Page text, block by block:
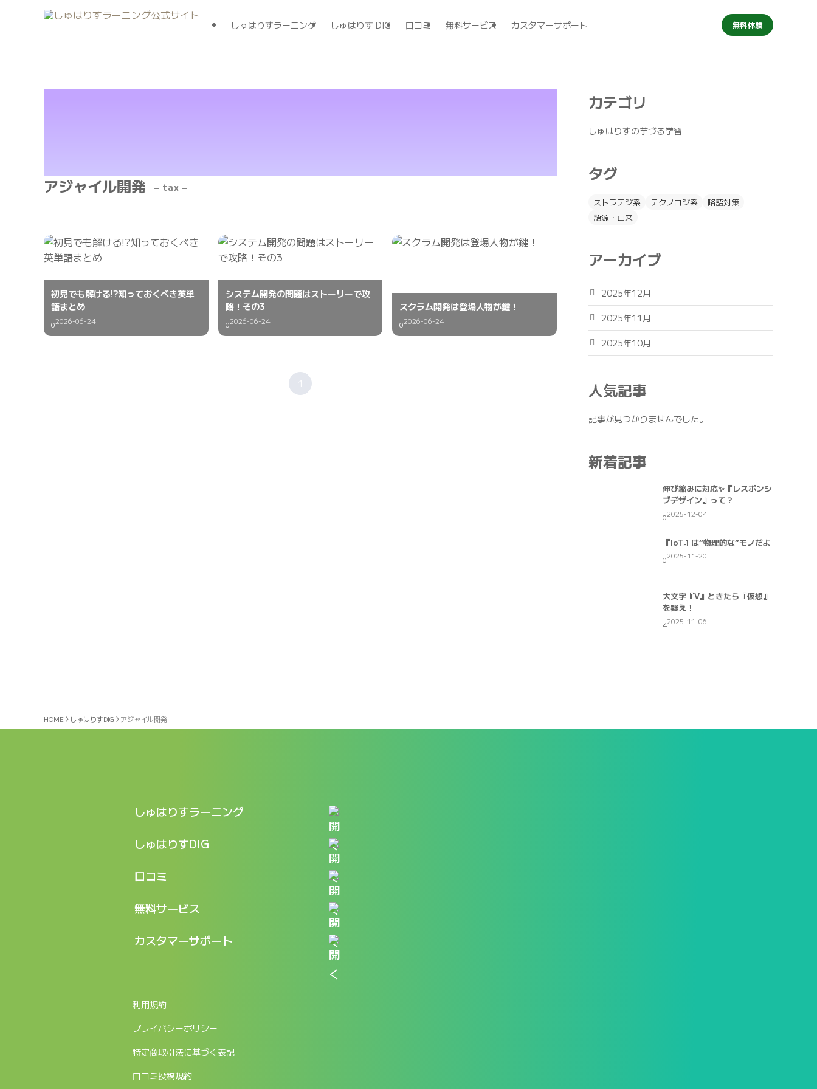
しゅはりすラーニング しゅはりす DIG 口コミ 無料サービス カスタマーサポート 無料体験
アジャイル開発 – tax –
初見でも解ける!?知っておくべき英単
語まとめ
02026-06-24
システム開発の問題はストーリーで攻
略！その3
02026-06-24
スクラム開発は登場人物が鍵！
02026-06-24
1
カテゴリ
しゅはりすの芋づる学習
タグ
ストラテジ系 テクノロジ系
略語対策
語源・由来
アーカイブ
2025年12月
2025年11月
2025年10月
人気記事
記事が見つかりませんでした。
新着記事
伸び縮みに対応✨『レスポンシ
ブデザイン』って？
02025-12-04
『IoT』は“物理的な”モノだよ
02025-11-20
大文字『V』ときたら『仮想』
を疑え！
42025-11-06
HOME しゅはりすDIG アジャイル開発
しゅはりすラーニング
特長
料金
新着情報
ログイン
しゅはりすDIG
記事一覧
口コミ
口コミ一覧
無料サービス
LINEで『Iパス ならし学習』
カスタマーサポート
返金申請フォーム
利用規約
プライバシーポリシー
特定商取引法に基づく表記
口コミ投稿規約